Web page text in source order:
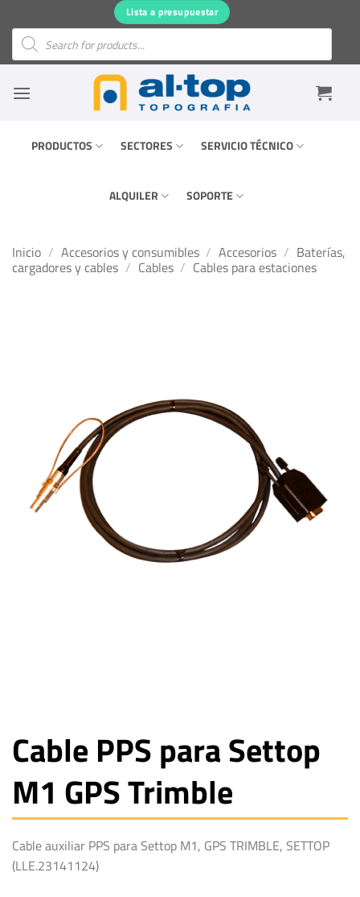
contenido
Lista a presupuestar
Búsqueda
productos
PRODUCTOS SECTORES SERVICIO TÉCNICO
ALQUILER SOPORTE
Inicio / Accesorios y consumibles / Accesorios / Baterías,
cargadores y cables / Cables / Cables para estaciones
Cable PPS para Settop
M1 GPS Trimble
Cable auxiliar PPS para Settop M1, GPS TRIMBLE, SETTOP
(LLE.23141124)